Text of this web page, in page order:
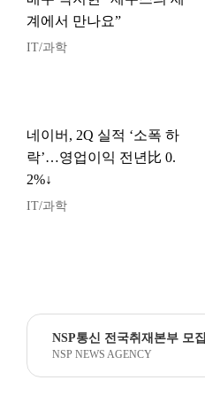
계에서 만나요”
IT/과학
네이버, 2Q 실적 ‘소폭 하
락’…영업이익 전년比 0.
2%↓
IT/과학
NSP통신 전국취재본부 모집
NSP NEWS AGENCY